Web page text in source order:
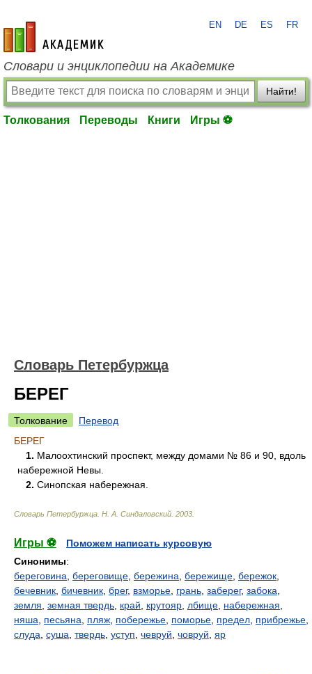
academic.ru
EN DE ES FR
Словари и энциклопедии на Академике
Найти!
Толкования Переводы Книги Игры ⚽
Словарь Петербуржца
БЕРЕГ
Толкование
Перевод
БЕРЕГ
1. Малоохтинский проспект, между домами № 86 и 90, вдоль
набережной Невы.
2. Синопская набережная.
Словарь Петербуржца Н. А. Синдаловский 2003
Игры ⚽
Поможем написать курсовую
Синонимы:
береговина береговище бережина бережище бережок
бечевник бичевник брег, взморье грань заберег, забока
земля земная твердь край крутояр лбище набережная
няша
песьяна пляж побережье поморье предел прибрежье
слуда суша твердь уступ чевруй човруй яр